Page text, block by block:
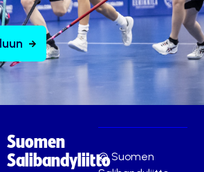
Suomen
Salibandyliitto© Suomen